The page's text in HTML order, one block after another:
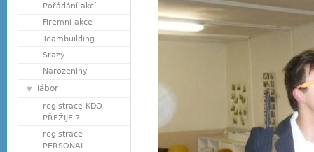
Pořádání akcí
Firemní akce
Teambuilding
Srazy
Narozeniny
Tábor
registrace KDO
PŘEŽIJE ?
registrace -
PERSONAL